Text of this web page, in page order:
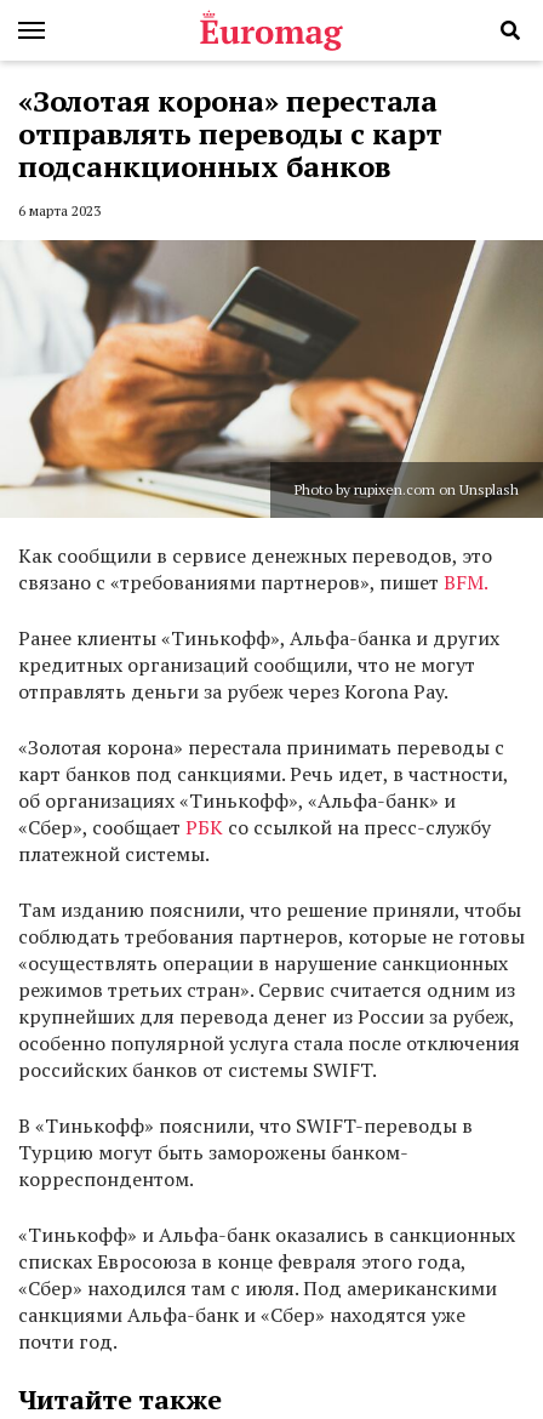
«Золотая корона» перестала
отправлять переводы с карт
подсанкционных банков
6 марта 2023
Photo by rupixen.com on Unsplash
Как сообщили в сервисе денежных переводов, это
связано с «требованиями партнеров», пишет BFM.
Ранее клиенты «Тинькофф», Альфа-банка и других
кредитных организаций сообщили, что не могут
отправлять деньги за рубеж через Korona Pay.
«Золотая корона» перестала принимать переводы с
карт банков под санкциями. Речь идет, в частности,
об организациях «Тинькофф», «Альфа-банк» и
«Сбер», сообщает РБК со ссылкой на пресс-службу
платежной системы.
Там изданию пояснили, что решение приняли, чтобы
соблюдать требования партнеров, которые не готовы
«осуществлять операции в нарушение санкционных
режимов третьих стран». Сервис считается одним из
крупнейших для перевода денег из России за рубеж,
особенно популярной услуга стала после отключения
российских банков от системы SWIFT.
В «Тинькофф» пояснили, что SWIFT-переводы в
Турцию могут быть заморожены банком-
корреспондентом.
«Тинькофф» и Альфа-банк оказались в санкционных
списках Евросоюза в конце февраля этого года,
«Сбер» находился там с июля. Под американскими
санкциями Альфа-банк и «Сбер» находятся уже
почти год.
Читайте также